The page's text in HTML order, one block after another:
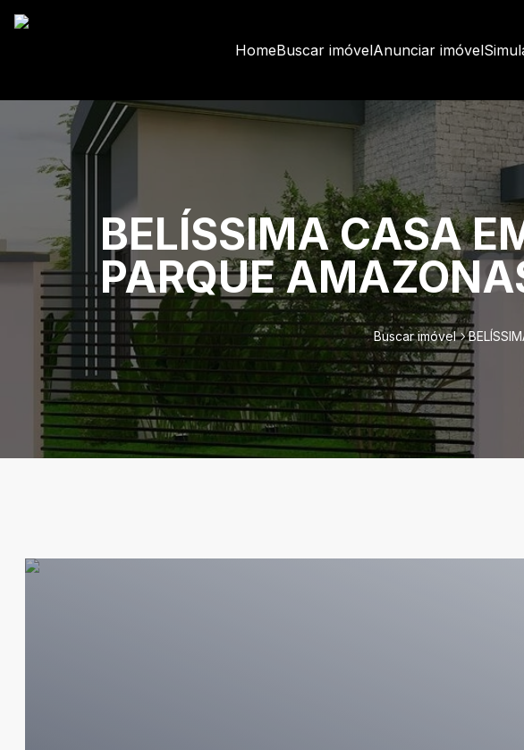
HomeBuscar imóvelAnunciar imóvel
BELÍSSIMA CASA
PARQUE
Buscar imóvel